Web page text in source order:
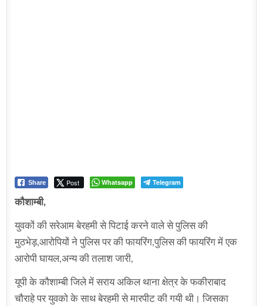
Share Post Whatsapp Telegram
कौशाम्बी,
युवकों की सरेआम बेरहमी से पिटाई करने वाले से पुलिस की
मुठभेड़,आरोपियों ने पुलिस पर की फायरिंग,पुलिस की फायरिंग में एक
आरोपी घायल,अन्य की तलाश जारी,
यूपी के कौशाम्बी जिले में सराय अकिल थाना क्षेत्र के फकीराबाद
चौराहे पर युवको के साथ बेरहमी से मारपीट की गयी थी। जिसका